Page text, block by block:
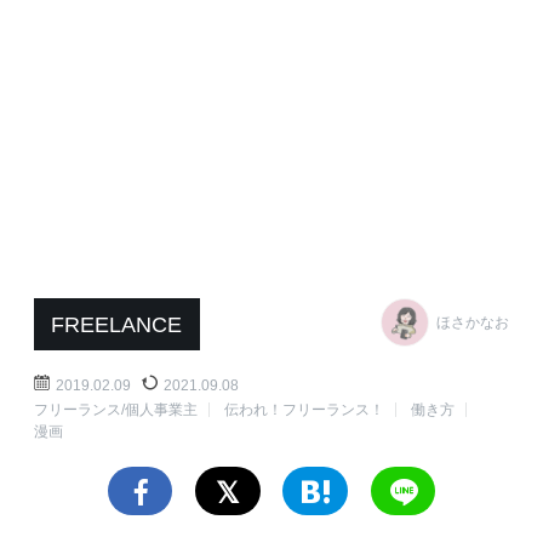
FREELANCE ほさかなお
2019.02.09
2021.09.08
フリーランス/個人事業主
伝われ！フリーランス！
働き方
漫画